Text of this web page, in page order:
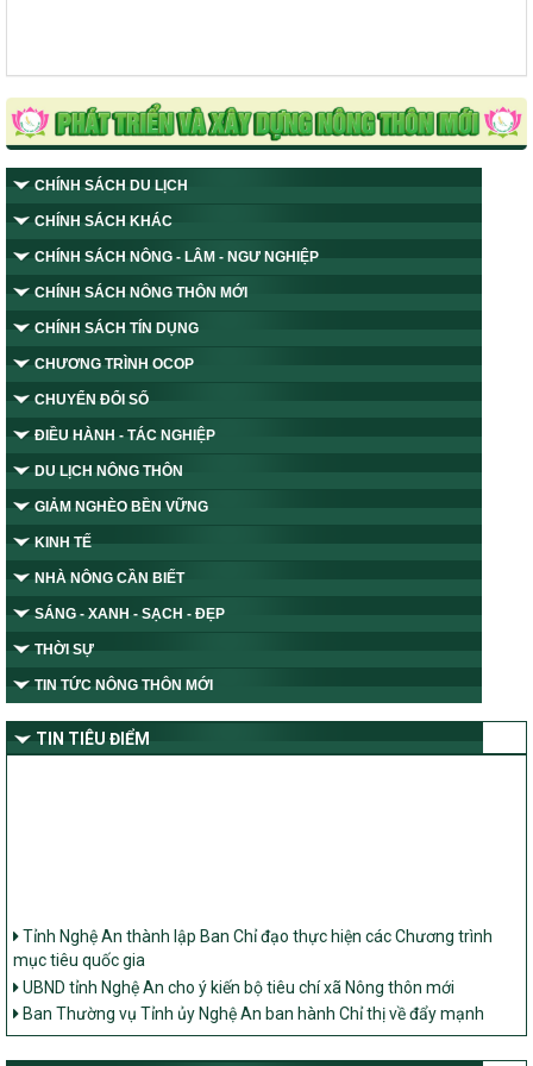
CHÍNH SÁCH DU LỊCH
CHÍNH SÁCH KHÁC
CHÍNH SÁCH NÔNG - LÂM - NGƯ NGHIỆP
CHÍNH SÁCH NÔNG THÔN MỚI
CHÍNH SÁCH TÍN DỤNG
CHƯƠNG TRÌNH OCOP
CHUYỂN ĐỔI SỐ
ĐIỀU HÀNH - TÁC NGHIỆP
DU LỊCH NÔNG THÔN
GIẢM NGHÈO BỀN VỮNG
KINH TẾ
NHÀ NÔNG CẦN BIẾT
SÁNG - XANH - SẠCH - ĐẸP
THỜI SỰ
TIN TỨC NÔNG THÔN MỚI
TIN TIÊU ĐIỂM
Tỉnh Nghệ An thành lập Ban Chỉ đạo thực hiện các Chương trình
mục tiêu quốc gia
UBND tỉnh Nghệ An cho ý kiến bộ tiêu chí xã Nông thôn mới
Ban Thường vụ Tỉnh ủy Nghệ An ban hành Chỉ thị về đẩy mạnh
thực hiện Chương trình mục tiêu quốc gia xây dựng nông thôn mới,